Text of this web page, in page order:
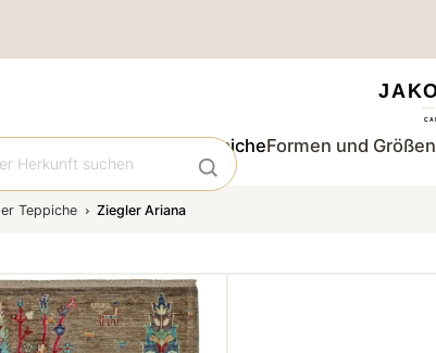
OrientteppicheFormen und Größen
Teppiche Ziegler Ariana